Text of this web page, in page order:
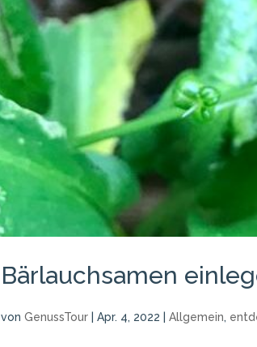
Bärlauchsamen
vonGenussTour |Apr. 4, 2022 |Allgemein,